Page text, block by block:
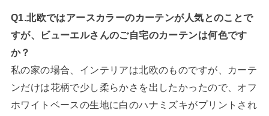
Q1.北欧ではアースカラーのカーテンが人気とのことで
すが、ビューエルさんのご自宅のカーテンは何色です
か？
私の家の場合、インテリアは北欧のものですが、カーテ
ンだけは花柄で少し柔らかさを出したかったので、オフ
ホワイトベースの生地に白のハナミズキがプリントされ